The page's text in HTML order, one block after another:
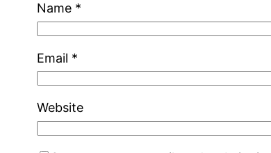
Name *
Email *
Website